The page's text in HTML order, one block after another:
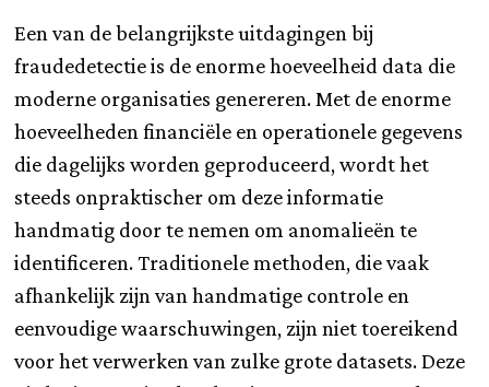
Een van de belangrijkste uitdagingen bij
fraudedetectie is de enorme hoeveelheid data die
moderne organisaties genereren. Met de enorme
hoeveelheden financiële en operationele gegevens
die dagelijks worden geproduceerd, wordt het
steeds onpraktischer om deze informatie
handmatig door te nemen om anomalieën te
identificeren. Traditionele methoden, die vaak
afhankelijk zijn van handmatige controle en
eenvoudige waarschuwingen, zijn niet toereikend
voor het verwerken van zulke grote datasets. Deze